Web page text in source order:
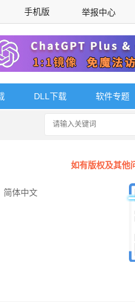
手机版 举报中心
理性选择
DLL下载 软件专题
如有版权及其他
简体中文